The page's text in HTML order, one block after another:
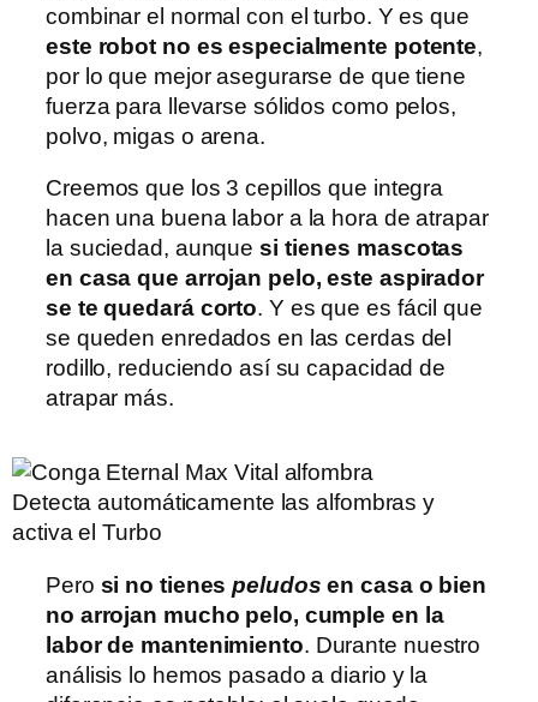
combinar el normal con el turbo. Y es que
este robot no es especialmente potente,
por lo que mejor asegurarse de que tiene
fuerza para llevarse sólidos como pelos,
polvo, migas o arena.
Creemos que los 3 cepillos que integra
hacen una buena labor a la hora de atrapar
la suciedad, aunque si tienes mascotas
en casa que arrojan pelo, este aspirador
se te quedará corto. Y es que es fácil que
se queden enredados en las cerdas del
rodillo, reduciendo así su capacidad de
atrapar más.
Detecta automáticamente las alfombras y
activa el Turbo
Pero si no tienespeludos en casa o bien
no arrojan mucho pelo, cumple en la
labor de mantenimiento. Durante nuestro
análisis lo hemos pasado a diario y la